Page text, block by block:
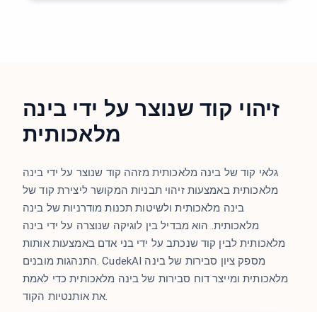
זיהוי קוד שנוצר על ידי בינה
מלאכותית
גלאי קוד של בינה מלאכותית מזהה קוד שנוצר על ידי בינה
מלאכותית באמצעות זיהוי תבניות המקושר ליצירת קוד של
בינה מלאכותית ולשיטות תכנות מודרניות של בינה
מלאכותית. הוא מבדיל בין לוגיקה שנוצרה על ידי בינה
מלאכותית לבין קוד שנכתב על ידי בני אדם באמצעות אותות
התנהגות מובנים. CudekAI מספק ציון סבירות של בינה
מלאכותית ומייצר דוח סבירות של בינה מלאכותית כדי לאמת
את אותנטיות הקוד.